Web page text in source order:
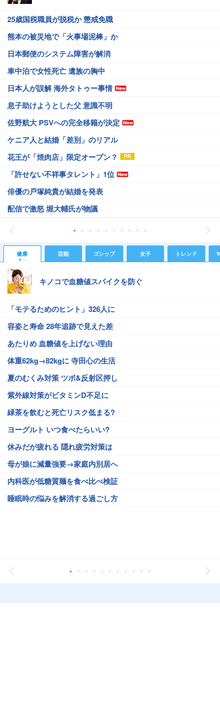
25歳国税職員が脱税か 懲戒免職
熊本の被災地で「火事場泥棒」か
日本郵便のシステム障害が解消
車中泊で女性死亡 遺族の胸中
日本人が誤解 海外タトゥー事情
息子助けようとした父 意識不明
佐野航大 PSVへの完全移籍が決定
ケニア人と結婚「差別」のリアル
花王が「焼肉店」限定オープン？
「許せない不祥事タレント」1位
俳優の戸塚純貴が結婚を発表
配信で激怒 堀大輔氏が物議
健康 芸能 ゴシップ 女子 トレンド
キノコで血糖値スパイクを防ぐ
「モテるためのヒント」326人に
容姿と寿命 28年追跡で見えた差
あたりめ 血糖値を上げない理由
体重62kg→82kgに 寺田心の生活
夏のむくみ対策 ツボ&反射区押し
紫外線対策がビタミンD不足に
緑茶を飲むと死亡リスク低まる?
ヨーグルト いつ食べたらいい?
休みだが疲れる 隠れ疲労対策は
母が娘に減量強要→家庭内別居へ
内科医が低糖質麺を食べ比べ検証
睡眠時の悩みを解消する過ごし方